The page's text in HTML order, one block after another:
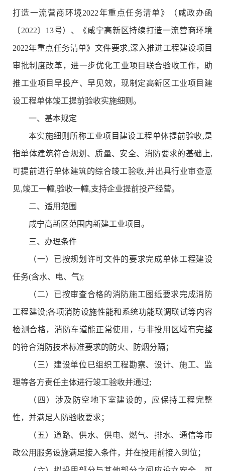
打造一流营商环境2022年重点任务清单》（咸政办函
〔2022〕13号）、《咸宁高新区持续打造一流营商环境
2022年重点任务清单》文件要求,深入推进工程建设项目
审批制度改革，进一步优化工业项目联合验收工作，助
推工业项目早投产、早见效，现制定高新区工业项目建
设工程单体竣工提前验收实施细则。
一、基本规定
本实施细则所称工业项目建设工程单体提前验收,是
指单体建筑符合规划、质量、安全、消防要求的基础上,
可提前进行单体建筑的综合竣工验收,并出具行业审查意
见,竣工一幢,验收一幢,支持企业提前投产经营。
二、适用范围
咸宁高新区范围内新建工业项目。
三、办理条件
（一）已按规划许可文件的要求完成单体工程建设
任务(含水、电、气);
（二）已按审查合格的消防施工图纸要求完成消防
工程建设;各项消防设施性能和系统功能联调联试等内容
检测合格，消防车道能正常使用，与非投用区域有完整
的符合消防技术标准要求的防火、防烟分隔；
（三）建设单位已组织工程勘察、设计、施工、监
理等各方责任主体进行竣工验收并通过;
（四）涉及防空地下室建设的，应保持工程完整
性，并满足人防验收要求；
（五）道路、供水、供电、燃气、排水、通信等市
政公用服务设施满足接入条件，并在投用前接入到位；